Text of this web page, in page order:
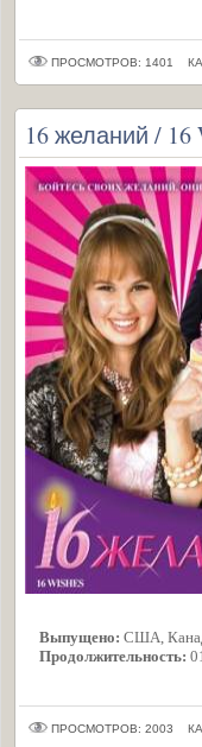
ПРОСМОТРОВ: 1401
16 желаний / 16
Выпущено: США,
Продолжительность:
ПРОСМОТРОВ: 2003